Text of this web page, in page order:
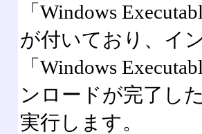
「Windows
が付いており、イ
「Windows
ンロードが完了し
実行します。